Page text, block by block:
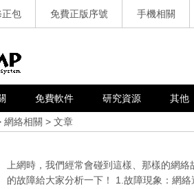
正包 免費正版序號 手機相關
免費軟件 研究資源 其他
網絡相關 > 文章
上網時，我們經常會碰到這樣、那樣的網
的故障給大家分析一下！ 1.故障現象：網